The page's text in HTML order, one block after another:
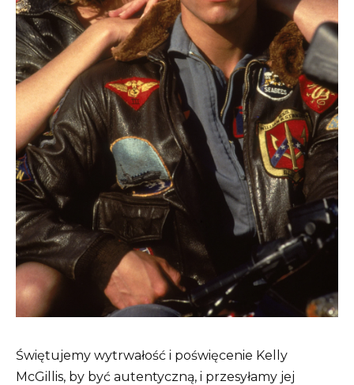
Świętujemy wytrwałość i poświęcenie Kelly
McGillis, by być autentyczną, i przesyłamy jej